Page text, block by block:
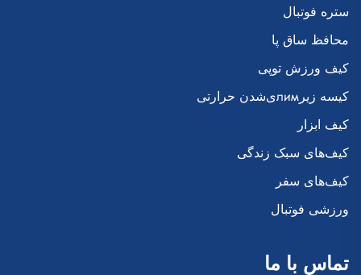
ستره فوتبال
محافظ ساق پا
کیف ورزش توپی
کیسه زیرлимی‌شدن حرارتی
کیف ابزار
کیف‌های سبک زندگی
کیف‌های سفر
ورزشی فوتبال
تماس با ما